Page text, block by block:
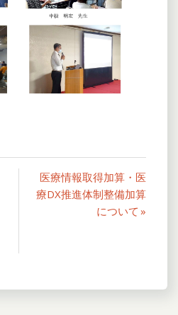
医療情報取得加算・医
療DX推進体制整備加算
について »